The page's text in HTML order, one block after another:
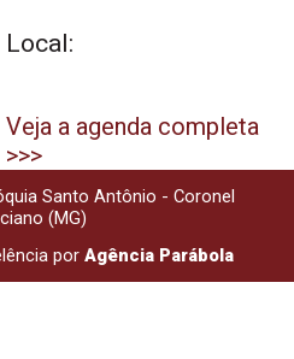
Local:
Veja a agenda completa
>>>
Santo Antônio - Coronel
(MG)
por Agência Parábola